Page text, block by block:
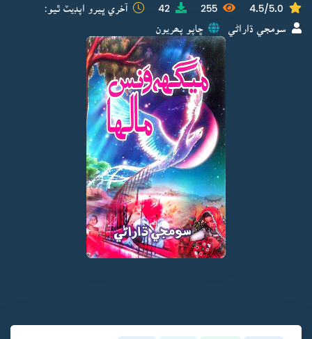
4.5/5.0
255
42 آخري ڀيرو اپڊيٽ ٿيو:
سومجي ڌاراڻي ڇاپو پھريون